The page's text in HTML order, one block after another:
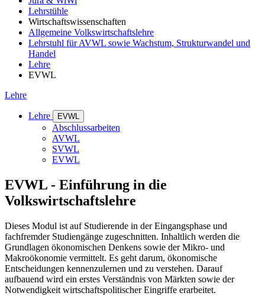
Lehrstühle
Wirtschaftswissenschaften
Allgemeine Volkswirtschaftslehre
Lehrstuhl für AVWL sowie Wachstum, Strukturwandel und
Handel
Lehre
EVWL
Lehre
Lehre EVWL
Abschlussarbeiten
AVWL
SVWL
EVWL
EVWL - Einführung in die
Volkswirtschaftslehre
Dieses Modul ist auf Studierende in der Eingangsphase und
fachfremder Studiengänge zugeschnitten. Inhaltlich werden die
Grundlagen ökonomischen Denkens sowie der Mikro- und
Makroökonomie vermittelt. Es geht darum, ökonomische
Entscheidungen kennenzulernen und zu verstehen. Darauf
aufbauend wird ein erstes Verständnis von Märkten sowie der
Notwendigkeit wirtschaftspolitischer Eingriffe erarbeitet.